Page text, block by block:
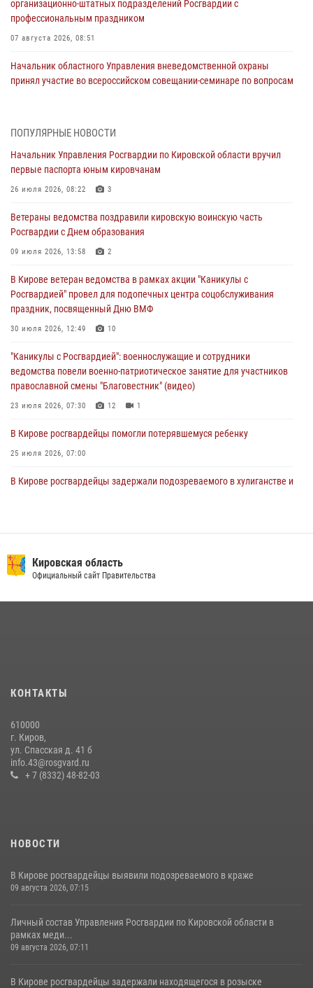
организационно-штатных подразделений Росгвардии с
профессиональным праздником
07 августа 2026, 08:51
Начальник областного Управления вневедомственной охраны
принял участие во всероссийском совещании-семинаре по вопросам
инструмента
07 августа 2026, 08:39
хулиганстве
06 августа 2026, 07:00
почетные знаки и грамоты росгвардейцам (видео)
05 августа 2026, 11:00
В Кирове росгвардейцы задержали подозреваемую в сбыте
04 августа 2026, 09:30
ПОПУЛЯРНЫЕ НОВОСТИ
Начальник Управления Росгвардии по Кировской области вручил
первые паспорта юным кировчанам
26 июля 2026, 08:22 3
Ветераны ведомства поздравили кировскую воинскую часть
Росгвардии с Днем образования
09 июля 2026, 13:58 2
В Кирове ветеран ведомства в рамках акции "Каникулы с
Росгвардией" провел для подопечных центра соцобслуживания
праздник, посвященный Дню ВМФ
30 июля 2026, 12:49 10
"Каникулы с Росгвардией": военнослужащие и сотрудники
ведомства повели военно-патриотическое занятие для участников
православной смены "Благовестник" (видео)
23 июля 2026, 07:30 12 1
В Кирове росгвардейцы помогли потерявшемуся ребенку
25 июля 2026, 07:00
В Кирове росгвардейцы задержали подозреваемого в хулиганстве и
вневедомственную охрану и поступления в ведомственные вузы
22 июля 2026, 14:51 1 2
В Слободском росгвардейцы задержали подозреваемых в
В Кирове и Кирово-Чепецке росгвардейцы задержали
подозреваемых в хулиганстве
19 июля 2026, 07:00
Кировская область
Официальный сайт Правительства
КОНТАКТЫ
610000
г. Киров,
ул. Спасская д. 41 б
info.43@rosgvard.ru
+ 7 (8332) 48-82-03
НОВОСТИ
В Кирове росгвардейцы выявили подозреваемого в краже
09 августа 2026, 07:15
Личный состав Управления Росгвардии по Кировской области в
рамках меди...
09 августа 2026, 07:11
В Кирове росгвардейцы задержали находящегося в розыске